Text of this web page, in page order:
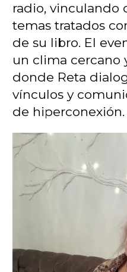
radio, vinculando
temas tratados
de su libro. El
un clima cercano
donde Reta
vínculos y
de hiperconexión.